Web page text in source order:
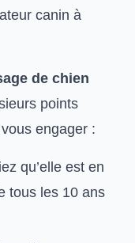
canin à
de chien
points
engager :
qu’elle est en
tous les 10 ans